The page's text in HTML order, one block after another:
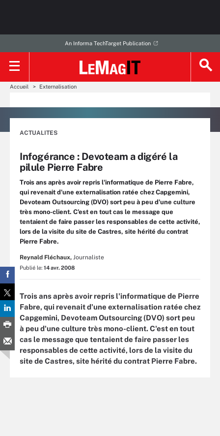
An Informa TechTarget Publication
Accueil Externalisation
ACTUALITES
Infogérance : Devoteam a digéré la
pilule Pierre Fabre
Trois ans après avoir repris l'informatique de Pierre Fabre,
qui revenait d'une externalisation ratée chez Capgemini,
Devoteam Outsourcing (DVO) sort peu à peu d'une culture
très mono-client. C'est en tout cas le message que
tentaient de faire passer les responsables de cette activité,
lors de la visite du site de Castres, site hérité du contrat
Pierre Fabre.
Reynald Fléchaux, Journaliste
Publié le: 14 avr. 2008
Trois ans après avoir repris l'informatique de Pierre
Fabre, qui revenait d'une externalisation ratée chez
Capgemini, Devoteam Outsourcing (DVO) sort peu
à peu d'une culture très mono-client. C'est en tout
cas le message que tentaient de faire passer les
responsables de cette activité, lors de la visite du
site de Castres, site hérité du contrat Pierre Fabre.